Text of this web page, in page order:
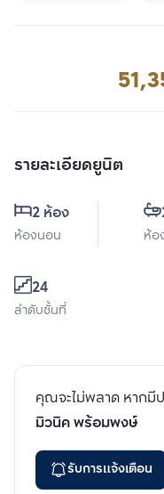
รายละเอียดยูนิต
2 ห้อง
ห้องนอน ห้อ
24
ลำดับชั้นที่
คุณจะไม่พลาด หากมีป
มิวนิค พร้อมพงษ์
รับการแจ้งเตือน